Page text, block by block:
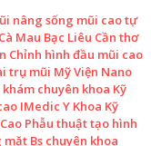
nâng sống mũi cao tự
Mau Bạc Liêu Cần thơ
Chỉnh hình đầu mũi cao
trụ mũi Mỹ Viện Nano
chuyên khoa Kỹ
IMedic Y Khoa Kỹ
Phẫu thuật tạo hình
Bs chuyên khoa